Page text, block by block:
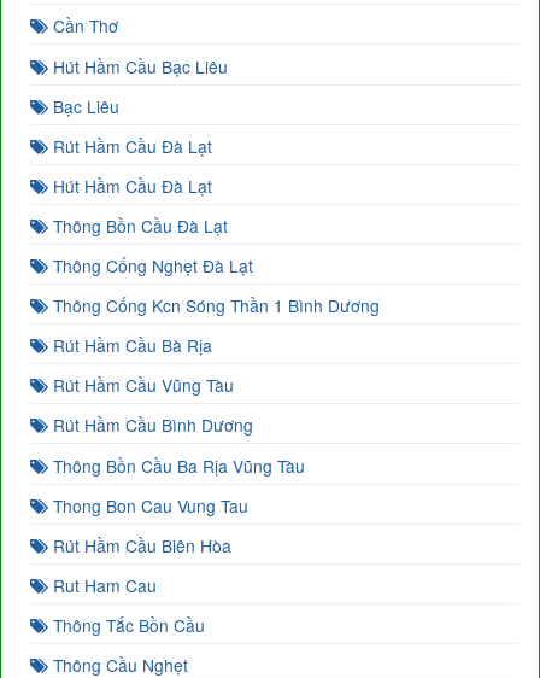
Cần Thơ
Hút Hầm Cầu Bạc Liêu
Bạc Liêu
Rút Hầm Cầu Đà Lạt
Hút Hầm Cầu Đà Lạt
Thông Bồn Cầu Đà Lạt
Thông Cống Nghẹt Đà Lạt
Thông Cống Kcn Sóng Thần 1 Bình Dương
Rút Hầm Cầu Bà Rịa
Rút Hầm Cầu Vũng Tàu
Rút Hầm Cầu Bình Dương
Thông Bồn Cầu Ba Rịa Vũng Tàu
Thong Bon Cau Vung Tau
Rút Hầm Cầu Biên Hòa
Rut Ham Cau
Thông Tắc Bồn Cầu
Thông Cầu Nghẹt